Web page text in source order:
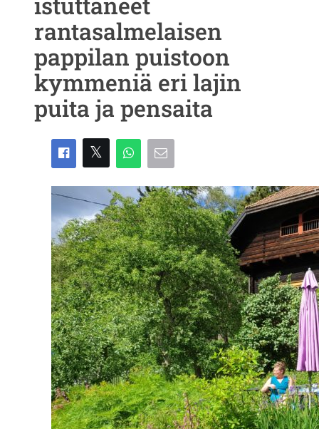
rantasalmelaisen
pappilan puistoon
kymmeniä eri lajin
puita ja pensaita